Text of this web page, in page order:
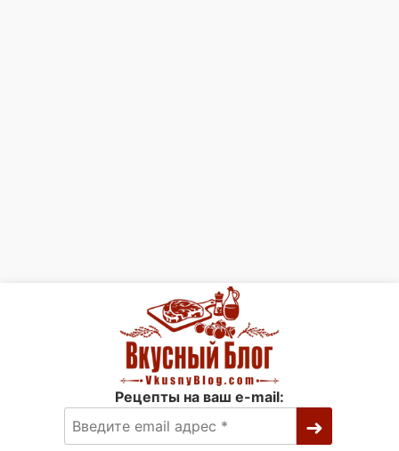
Рецепты на ваш e-mail: